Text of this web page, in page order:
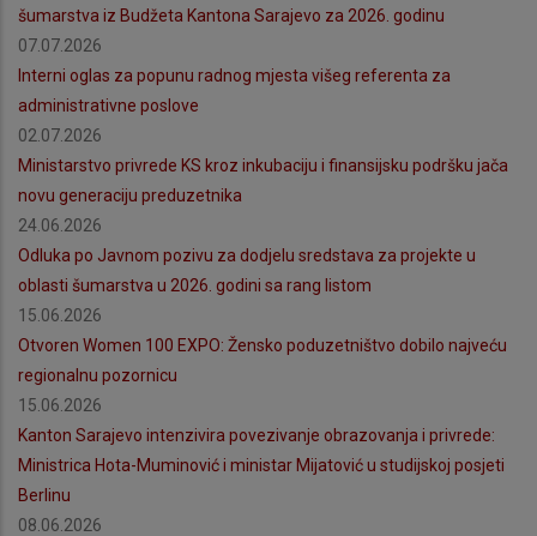
šumarstva iz Budžeta Kantona Sarajevo za 2026. godinu
07.07.2026
Interni oglas za popunu radnog mjesta višeg referenta za
administrativne poslove
02.07.2026
Ministarstvo privrede KS kroz inkubaciju i finansijsku podršku jača
novu generaciju preduzetnika
24.06.2026
Odluka po Javnom pozivu za dodjelu sredstava za projekte u
oblasti šumarstva u 2026. godini sa rang listom
15.06.2026
Otvoren Women 100 EXPO: Žensko poduzetništvo dobilo najveću
regionalnu pozornicu
15.06.2026
Kanton Sarajevo intenzivira povezivanje obrazovanja i privrede:
Ministrica Hota-Muminović i ministar Mijatović u studijskoj posjeti
Berlinu
08.06.2026